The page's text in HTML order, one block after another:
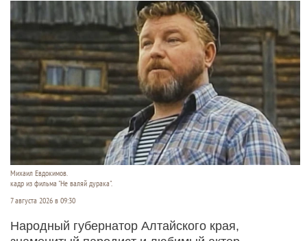
Михаил Евдокимов.
кадр из фильма "Не валяй дурака".
7 августа 2026 в 09:30
Народный губернатор Алтайского края,